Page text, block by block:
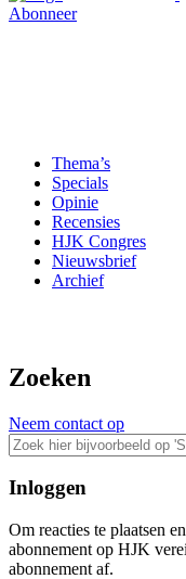
Abonneer
Thema’s
Specials
Opinie
Recensies
HJK Congres
Nieuwsbrief
Archief
Zoeken
Neem contact op
Inloggen
Om reacties te plaatsen
abonnement op HJK
abonnement af.